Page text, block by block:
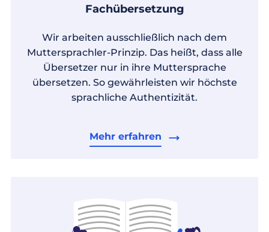
Fachübersetzung
Wir arbeiten ausschließlich nach dem
Muttersprachler-Prinzip. Das heißt, dass alle
Übersetzer nur in ihre Muttersprache
übersetzen. So gewährleisten wir höchste
sprachliche Authentizität.
Mehr erfahren